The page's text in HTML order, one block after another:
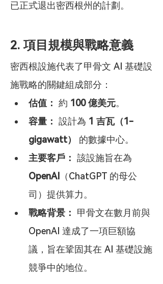
已正式退出密西根州的計劃。
2. 項目規模與戰略意義
密西根設施代表了甲骨文 AI 基礎設
施戰略的關鍵組成部分：
估值： 約 100 億美元。
容量： 設計為 1 吉瓦（1-
gigawatt）
的數據中心。
主要客戶： 該設施旨在為
OpenAI
（ChatGPT 的母公
司）提供算力。
戰略背景：
甲骨文在數月前與
OpenAI 達成了一項巨額協
議，旨在鞏固其在 AI 基礎設施
競爭中的地位。